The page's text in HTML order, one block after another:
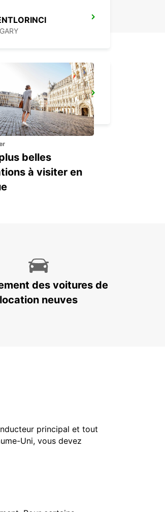
belles
à visiter en
des voitures de
location neuves
principal et tout
Uni, vous devez